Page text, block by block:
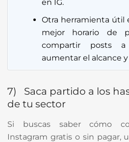
en IG.
Otra herramienta útil
mejor horario de
compartir posts
aumentar el alcance
7) Saca partido a los
de tu sector
Si buscas saber cómo
Instagram gratis o sin pagar,